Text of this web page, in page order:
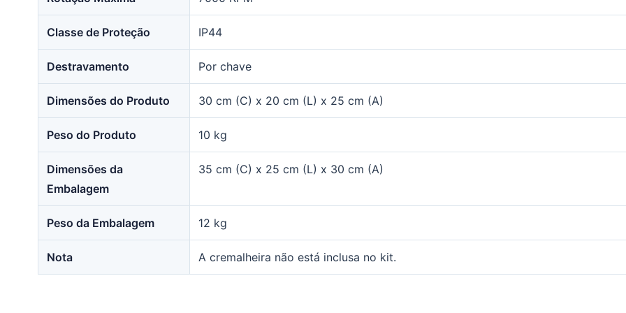
Classe de Proteção IP44
Destravamento Por chave
Dimensões do Produto 30 cm (C) x 20 cm (L) x 25 cm (A)
Peso do Produto 10 kg
Dimensões da
Embalagem
35 cm (C) x 25 cm (L) x 30 cm (A)
Peso da Embalagem 12 kg
Nota A cremalheira não está inclusa no kit.